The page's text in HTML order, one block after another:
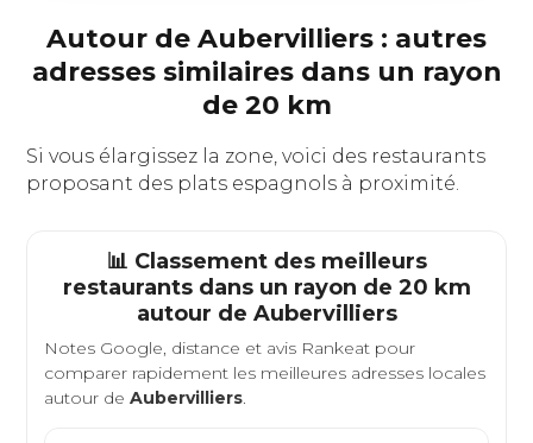
Autour de Aubervilliers : autres
adresses similaires dans un rayon
de 20 km
Si vous élargissez la zone, voici des restaurants
proposant des plats espagnols à proximité.
📊 Classement des meilleurs
restaurants dans un rayon de 20 km
autour de Aubervilliers
Notes Google, distance et avis Rankeat pour
comparer rapidement les meilleures adresses locales
autour deAubervilliers.